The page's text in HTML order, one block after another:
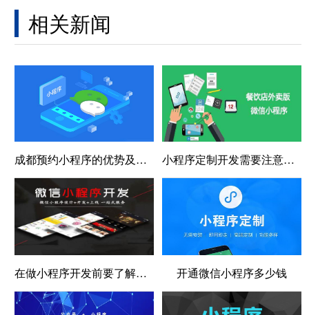
相关新闻
成都预约小程序的优势及服务模式 小程序定制开发需要注意的事项
在做小程序开发前要了解哪些内容 开通微信小程序多少钱